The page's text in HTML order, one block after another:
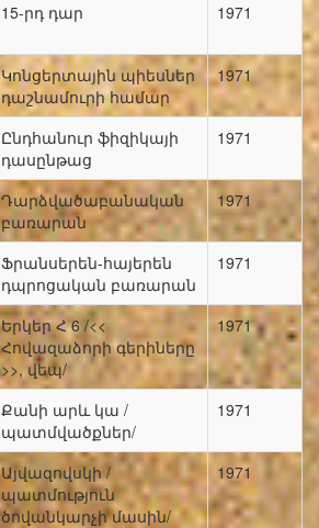
15-րդ դար 1971
Կոնցերտային պիեսներ
դաշնամուրի համար
1971
Ընդհանուր ֆիզիկայի
դասընթաց
1971
Դարձվածաբանական
բառարան
1971
Ֆրանսերեն-հայերեն
դպրոցական բառարան
1971
Երկեր Հ 6 /<<
Հովազաձորի գերիները
>>, վեպ/
1971
Քանի արև կա /
պատմվածքներ/
1971
Այվազովսկի /
պատմություն
ծովանկարչի մասին/
1971